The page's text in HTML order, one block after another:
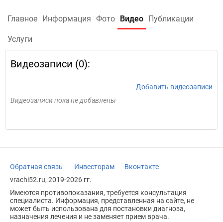
Главное Информация Фото Видео Публикации
Услуги
Видеозаписи (0):
Добавить видеозаписи
Видеозаписи пока не добавлены
Обратная связь Инвесторам
Вконтакте
vrachi52.ru, 2019-2026 гг.
Имеются противопоказания, требуется консультация
специалиста. Информация, представленная на сайте, не
может быть использована для постановки диагноза,
назначения лечения и не заменяет прием врача.